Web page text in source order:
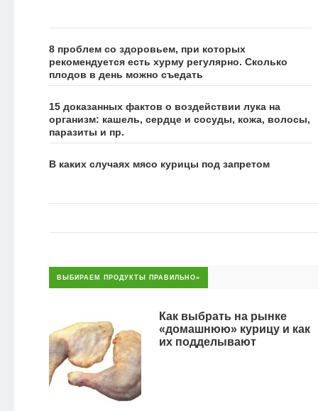
8 проблем со здоровьем, при которых
рекомендуется есть хурму регулярно. Сколько
плодов в день можно съедать
15 доказанных фактов о воздействии лука на
организм: кашель, сердце и сосуды, кожа, волосы,
паразиты и пр.
В каких случаях мясо курицы под запретом
ВЫБИРАЕМ ПРОДУКТЫ ПРАВИЛЬНО»
Как выбрать на рынке
«домашнюю» курицу и как
их подделывают